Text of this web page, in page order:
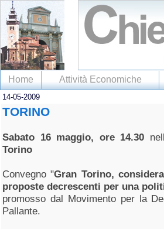
Home Attività Economiche
14-05-2009
TORINO
Sabato 16 maggio, ore 14.30
Torino
Convegno "Gran Torino,
proposte decrescenti per una
promosso dal Movimento per la
Pallante.